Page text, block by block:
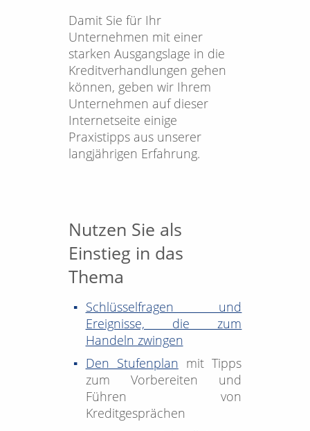
Damit Sie für Ihr
Unternehmen mit einer
starken Ausgangslage in die
Kreditverhandlungen gehen
können, geben wir Ihrem
Unternehmen auf dieser
Internetseite einige
Praxistipps aus unserer
langjährigen Erfahrung.
Nutzen Sie als
Einstieg in das
Thema
Schlüsselfragen und
Ereignisse, die zum
Handeln zwingen
Den Stufenplan mit Tipps
zum Vorbereiten und
Führen von
Kreditgesprächen